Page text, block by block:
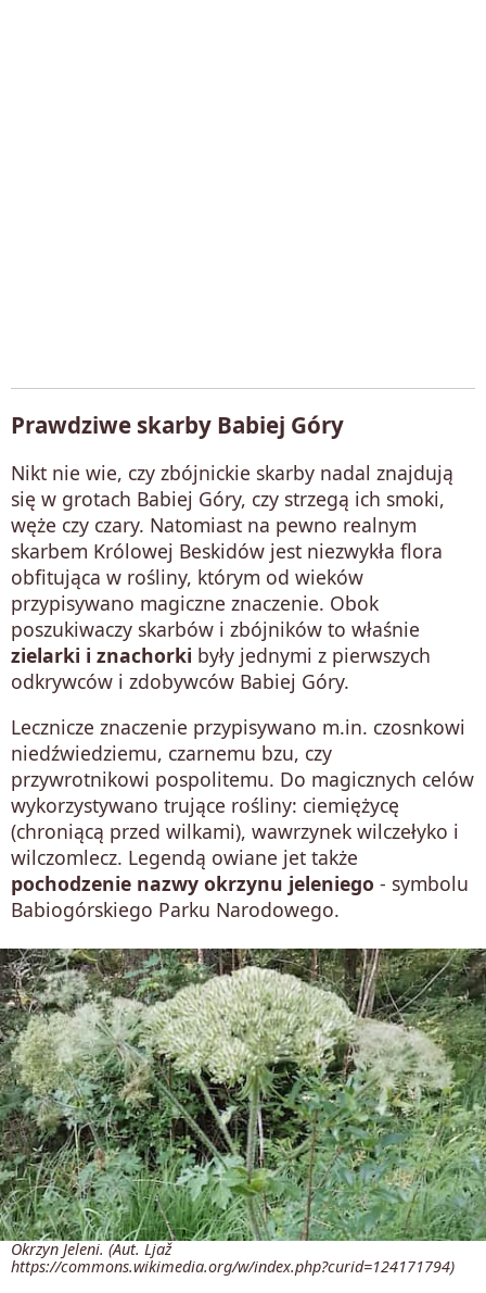
Prawdziwe skarby Babiej Góry
Nikt nie wie, czy zbójnickie skarby nadal znajdują
się w grotach Babiej Góry, czy strzegą ich smoki,
węże czy czary. Natomiast na pewno realnym
skarbem Królowej Beskidów jest niezwykła flora
obfitująca w rośliny, którym od wieków
przypisywano magiczne znaczenie. Obok
poszukiwaczy skarbów i zbójników to właśnie
zielarki i znachorki były jednymi z pierwszych
odkrywców i zdobywców Babiej Góry.
Lecznicze znaczenie przypisywano m.in. czosnkowi
niedźwiedziemu, czarnemu bzu, czy
przywrotnikowi pospolitemu. Do magicznych celów
wykorzystywano trujące rośliny: ciemiężycę
(chroniącą przed wilkami), wawrzynek wilczełyko i
wilczomlecz. Legendą owiane jet także
pochodzenie nazwy okrzynu jeleniego - symbolu
Babiogórskiego Parku Narodowego.
Okrzyn Jeleni. (Aut. Ljaž
https://commons.wikimedia.org/w/index.php?curid=124171794)